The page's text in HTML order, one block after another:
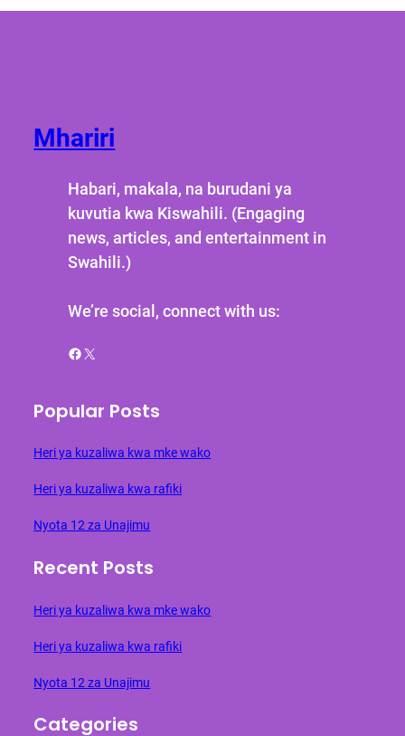
Mhariri
Habari, makala, na burudani ya
kuvutia kwa Kiswahili. (Engaging
news, articles, and entertainment in
Swahili.)
We’re social, connect with us:
Facebook X
Popular Posts
Heri ya kuzaliwa kwa mke wako
Heri ya kuzaliwa kwa rafiki
Nyota 12 za Unajimu
Recent Posts
Heri ya kuzaliwa kwa mke wako
Heri ya kuzaliwa kwa rafiki
Nyota 12 za Unajimu
Categories